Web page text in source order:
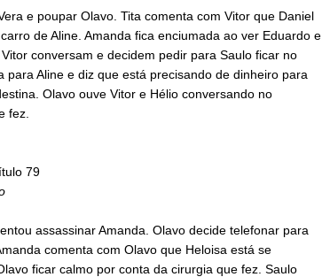
e poupar Olavo. Tita comenta com Vitor que Daniel
de Aline. Amanda fica enciumada ao ver Eduardo e
conversam e decidem pedir para Saulo ficar no
para Aline e diz que está precisando de dinheiro para
Olavo ouve Vitor e Hélio conversando no
fez.
79
assassinar Amanda. Olavo decide telefonar para
comenta com Olavo que Heloisa está se
ficar calmo por conta da cirurgia que fez. Saulo